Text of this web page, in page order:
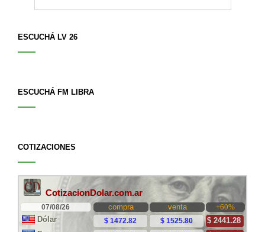
ESCUCHÁ LV 26
ESCUCHÁ FM LIBRA
COTIZACIONES